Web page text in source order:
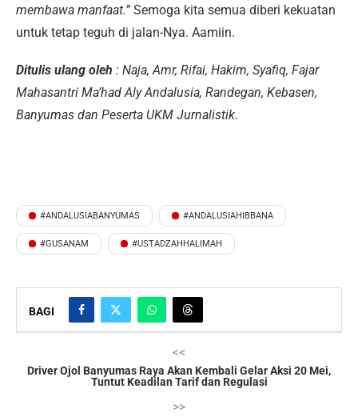
membawa manfaat.” Semoga kita semua diberi kekuatan
untuk tetap teguh di jalan-Nya. Aamiin.
Ditulis ulang oleh : Naja, Amr, Rifai, Hakim, Syafiq, Fajar
Mahasantri Ma’had Aly Andalusia, Randegan, Kebasen,
Banyumas dan Peserta UKM Jurnalistik.
#ANDALUSIABANYUMAS #ANDALUSIAHIBBANA
#GUSANAM #USTADZAHHALIMAH
BAGI
<<
Driver Ojol Banyumas Raya Akan Kembali Gelar Aksi 20 Mei,
Tuntut Keadilan Tarif dan Regulasi
>>